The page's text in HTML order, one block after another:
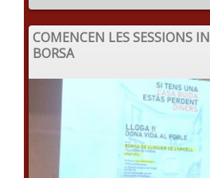
COMENCEN LES SESSIONS
BORSA